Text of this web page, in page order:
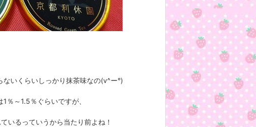
いくらいしっかり抹茶味なの(v^ー°)
％～1.5％ぐらいですが、
いるっていうから当たり前よね！